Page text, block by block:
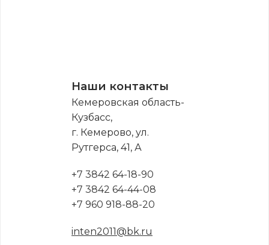
Наши контакты
Кемеровская область-
Кузбасс,
г. Кемерово, ул.
Рутгерса, 41, А
+7 3842 64-18-90
+7 3842 64-44-08
+7 960 918-88-20
inten2011@bk.ru